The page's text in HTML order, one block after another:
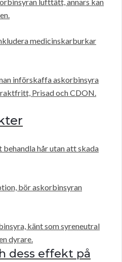
medicinskarburkar
införskaffa askorbinsyra
Prisad och CDON.
hår utan att skada
bör askorbinsyran
känt som syreneutral
dyrare.
dess effekt på